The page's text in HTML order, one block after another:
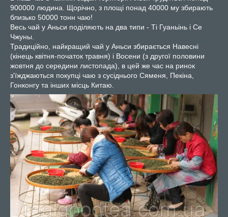
900000 людина. Щорічно, з площі понад 40000 му збирають
близько 50000 тонн чаю!
Весь чай у Аньси поділяють на два типи - Ті Гуаньінь і Се
Чжуны.
Традиційно, найкращий чай у Аньси збирається Навесні
(кінець квітня-початок травня) і Восени (з другої половини
жовтня до середини листопада), в цей же час на ринок
з'їжджаються покупці чаю з сусіднього Сяменя, Пекіна,
Гонконгу та інших місць Китаю.